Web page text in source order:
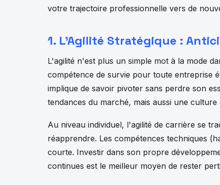
votre trajectoire professionnelle vers de
1. L'Agilité Stratégique :
L'agilité n'est plus un simple mot à la mode
compétence de survie pour toute entreprise
implique de savoir pivoter sans perdre son
tendances du marché, mais aussi une
Au niveau individuel, l'agilité de carrière se
réapprendre. Les compétences techniques
courte. Investir dans son propre
continues est le meilleur moyen de rester